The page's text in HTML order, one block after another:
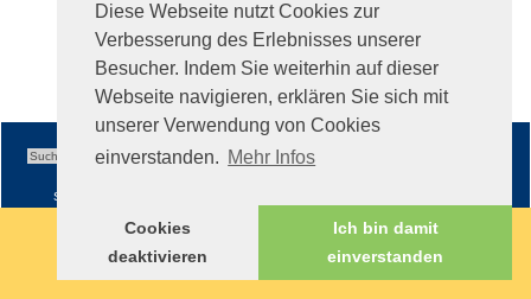
Diese Webseite nutzt Cookies zur
Verbesserung des Erlebnisses unserer
Besucher. Indem Sie weiterhin auf dieser
Webseite navigieren, erklären Sie sich mit
unserer Verwendung von Cookies
einverstanden. Mehr Infos
Cookies
deaktivieren
Ich bin damit
einverstanden
Sitemap